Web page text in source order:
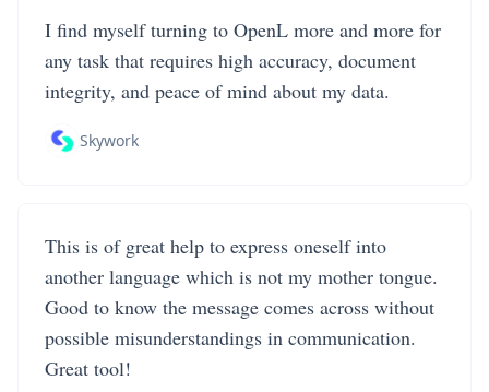
I find myself turning to OpenL more and more for
any task that requires high accuracy, document
integrity, and peace of mind about my data.
Skywork
This is of great help to express oneself into
another language which is not my mother tongue.
Good to know the message comes across without
possible misunderstandings in communication.
Great tool!